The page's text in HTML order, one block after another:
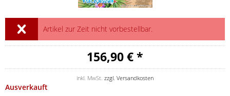
Artikel zur Zeit nicht vorbestellbar.
156,90 € *
inkl. MwSt. zzgl. Versandkosten
Ausverkauft